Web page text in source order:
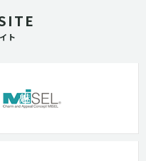
ト